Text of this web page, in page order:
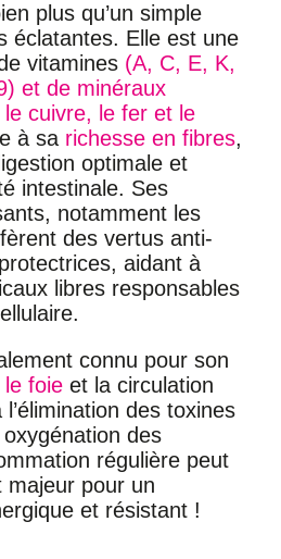
plus qu’un simple
éclatantes. Elle est une
vitamines (A, C, E, K,
et de minéraux
cuivre, le fer et le
à sa richesse en fibres,
optimale et
intestinale. Ses
notamment les
des vertus anti-
aidant à
libres responsables
connu pour son
le foie et la circulation
des toxines
des
régulière peut
pour un
et résistant !